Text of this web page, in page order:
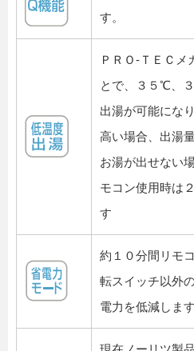
す。
ＰＲＯ-ＴＥＣメ
とで、３５℃、
出湯が可能にな
高い場合、出湯
お湯が出せない
モコン使用時は
す
約１０分間リモ
転スイッチ以外
電力を低減します